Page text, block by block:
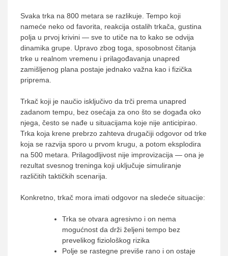
Svaka trka na 800 metara se razlikuje. Tempo koji
nameće neko od favorita, reakcija ostalih trkača, gustina
polja u prvoj krivini — sve to utiče na to kako se odvija
dinamika grupe. Upravo zbog toga, sposobnost čitanja
trke u realnom vremenu i prilagođavanja unapred
zamišljenog plana postaje jednako važna kao i fizička
priprema.
Trkač koji je naučio isključivo da trči prema unapred
zadanom tempu, bez osećaja za ono što se događa oko
njega, često se nađe u situacijama koje nije anticipirao.
Trka koja krene prebrzo zahteva drugačiji odgovor od trke
koja se razvija sporo u prvom krugu, a potom eksplodira
na 500 metara. Prilagodljivost nije improvizacija — ona je
rezultat svesnog treninga koji uključuje simuliranje
različitih taktičkih scenarija.
Konkretno, trkač mora imati odgovor na sledeće situacije:
Trka se otvara agresivno i on nema
mogućnost da drži željeni tempo bez
prevelikog fiziološkog rizika
Polje se rastegne previše rano i on ostaje